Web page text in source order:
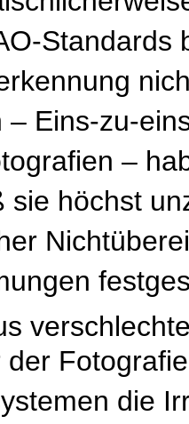
Standards
– Eins-zu-
–
sie höchst
der
die